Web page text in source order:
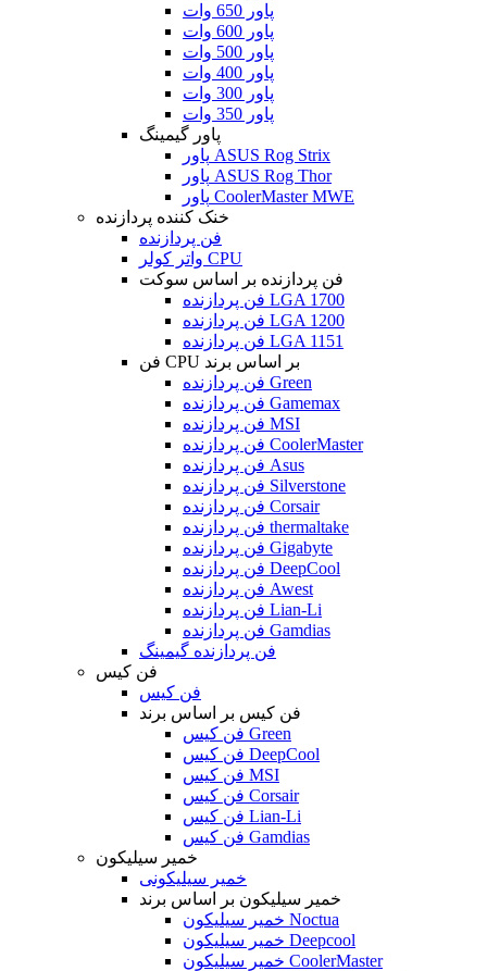
پاور 650 وات
پاور 600 وات
پاور 500 وات
پاور 400 وات
پاور 300 وات
پاور 350 وات
پاور گیمینگ
پاور ASUS Rog Strix
پاور ASUS Rog Thor
پاور CoolerMaster MWE
خنک کننده پردازنده
فن پردازنده
واتر کولر CPU
فن پردازنده بر اساس سوکت
فن پردازنده LGA 1700
فن پردازنده LGA 1200
فن پردازنده LGA 1151
فن CPU بر اساس برند
فن پردازنده Green
فن پردازنده Gamemax
فن پردازنده MSI
فن پردازنده CoolerMaster
فن پردازنده Asus
فن پردازنده Silverstone
فن پردازنده Corsair
فن پردازنده thermaltake
فن پردازنده Gigabyte
فن پردازنده DeepCool
فن پردازنده Awest
فن پردازنده Lian-Li
فن پردازنده Gamdias
فن پردازنده گیمینگ
فن کیس
فن کیس
فن کیس بر اساس برند
فن کیس Green
فن کیس DeepCool
فن کیس MSI
فن کیس Corsair
فن کیس Lian-Li
فن کیس Gamdias
خمیر سیلیکون
خمیر سیلیکونی
خمیر سیلیکون بر اساس برند
خمیر سیلیکون Noctua
خمیر سیلیکون Deepcool
خمیر سیلیکون CoolerMaster